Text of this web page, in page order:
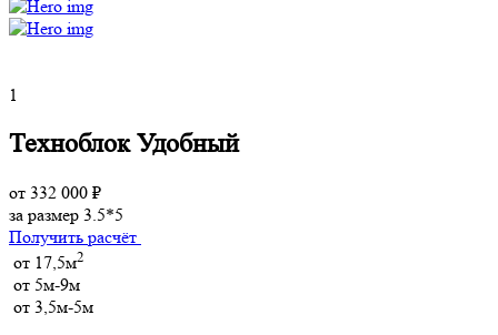
1
Техноблок Удобный
от 332 000 ₽
за размер 3.5*5
Получить расчёт
от 17,5м2
от 5м-9м
от 3,5м-5м